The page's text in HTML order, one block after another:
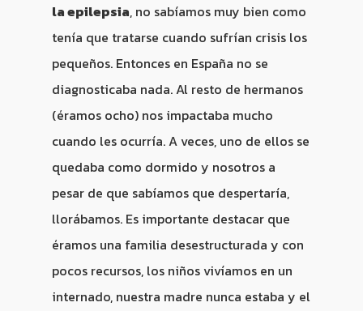
la epilepsia, no sabíamos muy bien como
tenía que tratarse cuando sufrían crisis los
pequeños. Entonces en España no se
diagnosticaba nada. Al resto de hermanos
(éramos ocho) nos impactaba mucho
cuando les ocurría. A veces, uno de ellos se
quedaba como dormido y nosotros a
pesar de que sabíamos que despertaría,
llorábamos. Es importante destacar que
éramos una familia desestructurada y con
pocos recursos, los niños vivíamos en un
internado, nuestra madre nunca estaba y el